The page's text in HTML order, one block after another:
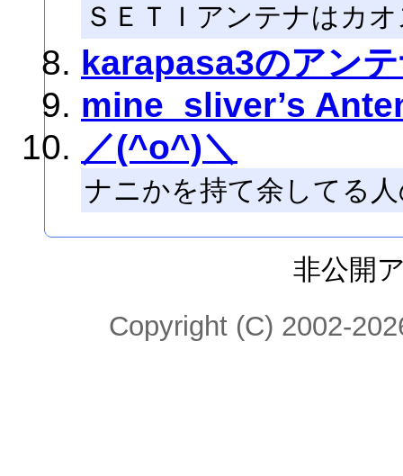
ＳＥＴＩアンテナはカ
karapasa3のアン
mine_sliver’s
／(^o^)＼
ナニかを持て余してる
非公開
Copyright (C) 2002-